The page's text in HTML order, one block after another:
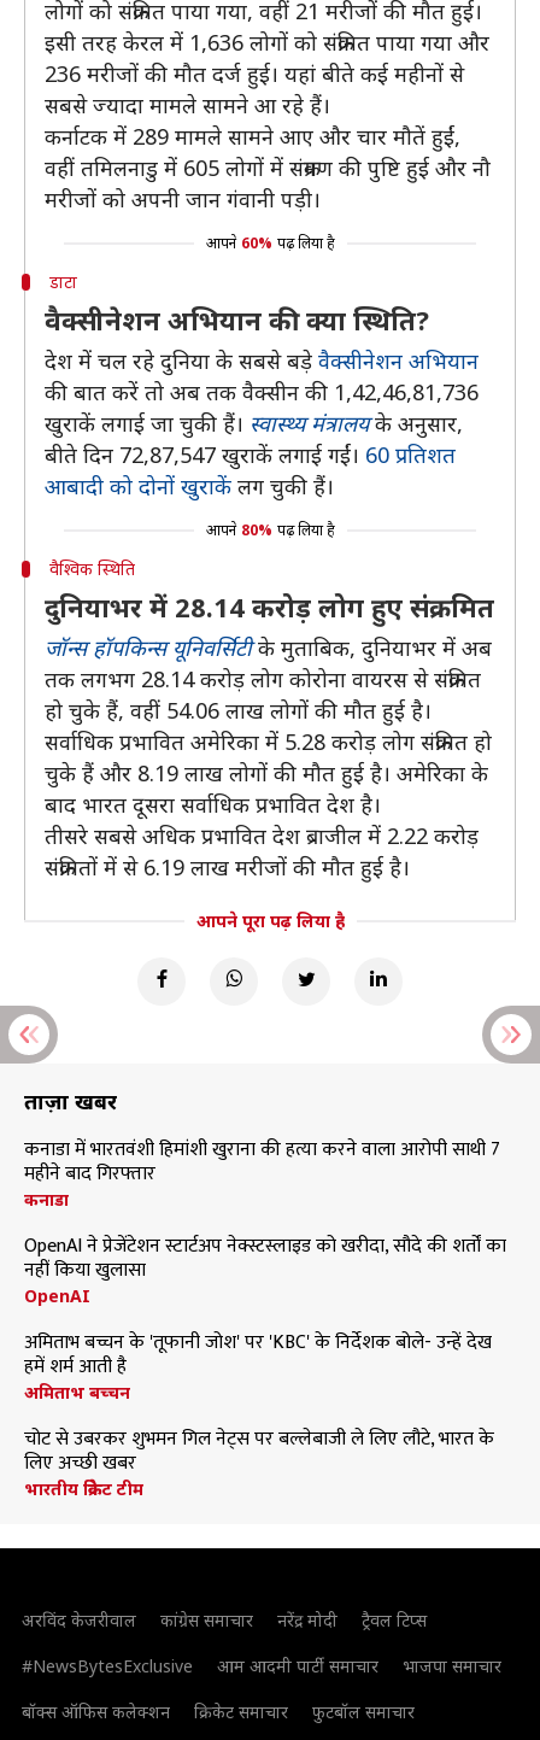
लोगों को संक्रमित पाया गया, वहीं 21 मरीजों की मौत हुई।
इसी तरह केरल में 1,636 लोगों को संक्रमित पाया गया और
236 मरीजों की मौत दर्ज हुई। यहां बीते कई महीनों से
सबसे ज्यादा मामले सामने आ रहे हैं।
कर्नाटक में 289 मामले सामने आए और चार मौतें हुईं,
वहीं तमिलनाडु में 605 लोगों में संक्रमण की पुष्टि हुई और नौ
मरीजों को अपनी जान गंवानी पड़ी।
आपने 60% पढ़ लिया है
डाटा
वैक्सीनेशन अभियान की क्या स्थिति?
देश में चल रहे दुनिया के सबसे बड़े वैक्सीनेशन अभियान
की बात करें तो अब तक वैक्सीन की 1,42,46,81,736
खुराकें लगाई जा चुकी हैं। स्वास्थ्य मंत्रालयके अनुसार,
बीते दिन 72,87,547 खुराकें लगाई गईं। 60 प्रतिशत
आबादी को दोनों खुराकें लग चुकी हैं।
आपने 80% पढ़ लिया है
वैश्विक स्थिति
दुनियाभर में 28.14 करोड़ लोग हुए संक्रमित
जॉन्स हॉपकिन्स यूनिवर्सिटीके मुताबिक, दुनियाभर में अब
तक लगभग 28.14 करोड़ लोग कोरोना वायरस से संक्रमित
हो चुके हैं, वहीं 54.06 लाख लोगों की मौत हुई है।
सर्वाधिक प्रभावित अमेरिका में 5.28 करोड़ लोग संक्रमित हो
चुके हैं और 8.19 लाख लोगों की मौत हुई है। अमेरिका के
बाद भारत दूसरा सर्वाधिक प्रभावित देश है।
तीसरे सबसे अधिक प्रभावित देश ब्राजील में 2.22 करोड़
संक्रमितों में से 6.19 लाख मरीजों की मौत हुई है।
आपने पूरा पढ़ लिया है
ताज़ा खबरें
कनाडा में भारतवंशी हिमांशी खुराना की हत्या करने वाला आरोपी साथी 7
महीने बाद गिरफ्तार
कनाडा
OpenAI ने प्रेजेंटेशन स्टार्टअप नेक्स्टस्लाइड को खरीदा, सौदे की शर्तों का
नहीं किया खुलासा
OpenAI
अमिताभ बच्चन के 'तूफानी जोश' पर 'KBC' के निर्देशक बोले- उन्हें देख
हमें शर्म आती है
अमिताभ बच्चन
चोट से उबरकर शुभमन गिल नेट्स पर बल्लेबाजी ले लिए लौटे, भारत के
लिए अच्छी खबर
भारतीय क्रिकेट टीम
अरविंद केजरीवाल कांग्रेस समाचार नरेंद्र मोदी
ट्रैवल टिप्स
#NewsBytesExclusive
आम आदमी पार्टी समाचार
भाजपा समाचार
बॉक्स ऑफिस कलेक्शन
क्रिकेट समाचार फुटबॉल समाचार